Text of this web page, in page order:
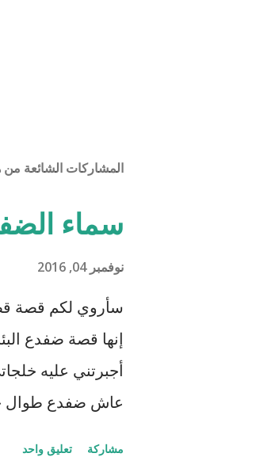
المشاركات الشائعة من
سماء
نوفمبر 04, 2016
سأروي لكم قصة
إنها قصة ضفدع
أجبرتني عليه
عاش ضفدع طوال
مشاركة تعليق واحد